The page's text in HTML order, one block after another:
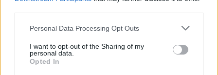
Please note that this website/app uses one or more Google
not limited to your visit or usage behaviour. You may click to
grant or deny consent to Google and its third-party tags to
use your data for below specified purposes in below Google
Personal Data Processing Opt Outs
I want to opt-out of the Sharing of my
personal data.
Opted In
Majer Dániel - 2024. július 11.